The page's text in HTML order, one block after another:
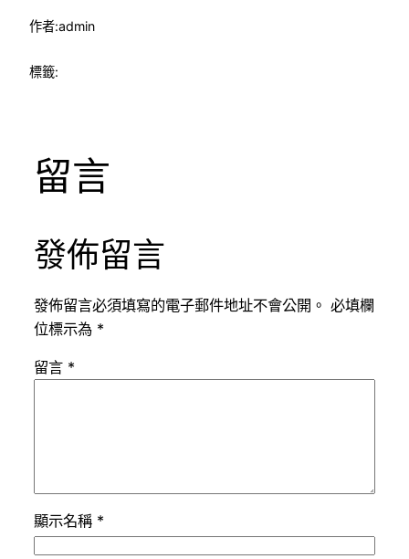
作者:admin
標籤:
留言
發佈留言
發佈留言必須填寫的電子郵件地址不會公開。 必填欄
位標示為 *
留言 *
顯示名稱 *